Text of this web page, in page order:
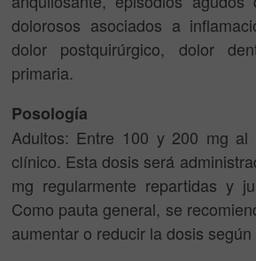
dolorosos asociados a
dolor postquirúrgico, dolor
primaria.
Posología
Adultos: Entre 100 y 200 mg al
clínico. Esta dosis será
mg regularmente repartidas y
Como pauta general, se
aumentar o reducir la dosis